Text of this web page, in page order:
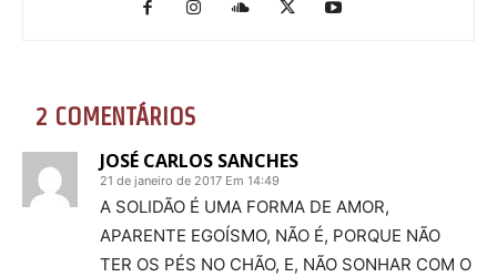
2 COMENTÁRIOS
JOSÉ CARLOS SANCHES
21 de janeiro de 2017 Em 14:49
A SOLIDÃO É UMA FORMA DE AMOR,
APARENTE EGOÍSMO, NÃO É, PORQUE NÃO
TER OS PÉS NO CHÃO, E, NÃO SONHAR COM O